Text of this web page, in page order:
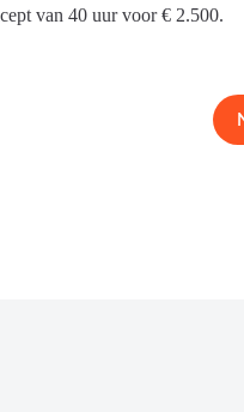
van 40 uur voor € 2.500.